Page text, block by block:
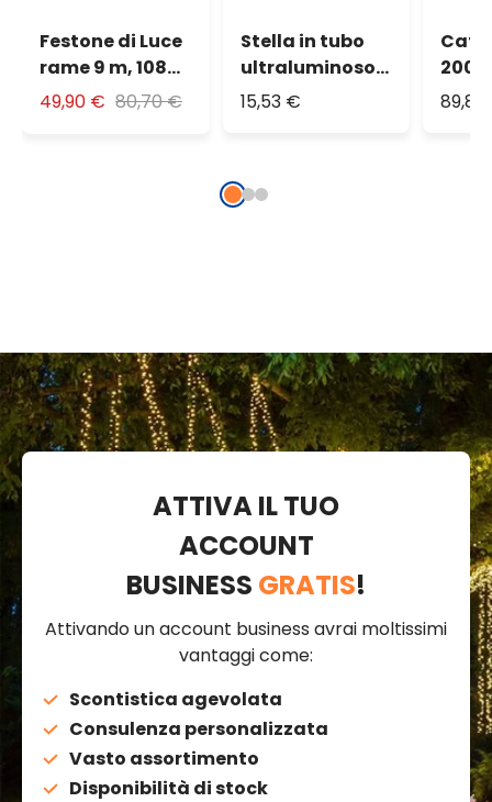
Festone di Luce
rame 9 m, 1080
microled
49,90 € 80,70 €
Stella in tubo
ultraluminoso
Ø 30 cm, led
15,53 €
200
ATTIVA IL TUO
ACCOUNT
BUSINESS GRATIS!
Attivando un account business avrai moltissimi
vantaggi come:
Scontistica agevolata
Consulenza personalizzata
Vasto assortimento
Disponibilità di stock